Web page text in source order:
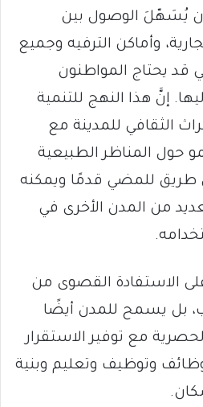
أن يُسَهّلَ الوصول بين
وأماكن الترفيه وجميع
قد يحتاج المواطنون
إنَّ هذا النهج للتنمية
الثقافي للمدينة مع
حول المناظر الطبيعية
طريق للمضي قدمًا ويمكنه
من المدن الأخرى في
الاستفادة القصوى من
بل يسمح للمدن أيضًا
مع توفير الاستقرار
وتوظيف وتعليم وبنية